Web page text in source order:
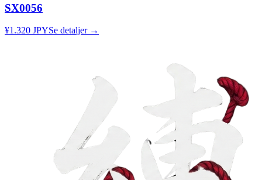
SX0056
¥1.320 JPYSe detaljer →